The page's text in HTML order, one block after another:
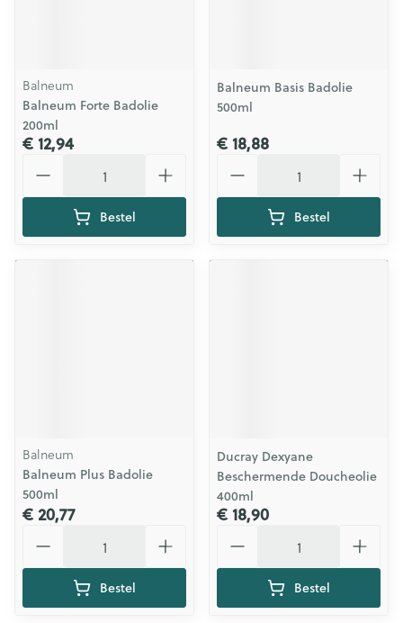
Balneum
Balneum Forte Badolie
200ml
€ 12,94
Bestel
Balneum Basis Badolie
500ml
€ 18,88
Bestel
Balneum
Balneum Plus Badolie
500ml
€ 20,77
Bestel
Ducray Dexyane
Beschermende Doucheolie
400ml
€ 18,90
Bestel